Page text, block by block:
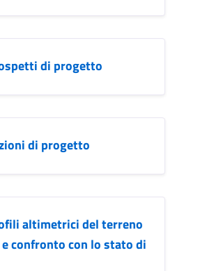
di progetto
di progetto
altimetrici del terreno
confronto con lo stato di